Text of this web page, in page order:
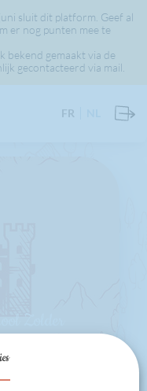
sluit dit platform. Geef al
er nog punten mee te
bekend gemaakt via de
gecontacteerd via mail.
FR